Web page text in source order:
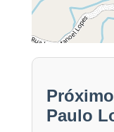
Paulo